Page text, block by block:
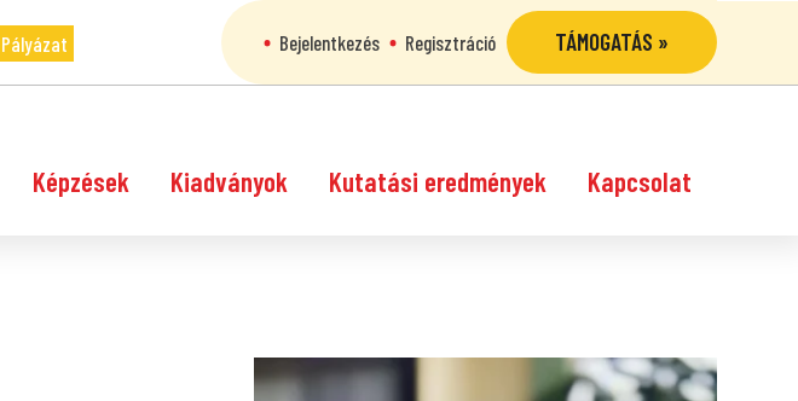
Pályázat Bejelentkezés Regisztráció TÁMOGATÁS »
Képzések Kiadványok Kutatási eredmények Kapcsolat